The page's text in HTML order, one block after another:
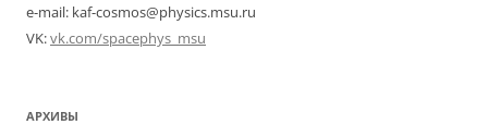
e-mail: kaf-cosmos@physics.msu.ru
VK:vk.com/spacephys_msu
АРХИВЫ